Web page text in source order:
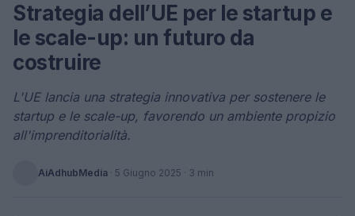
Strategia dell’UE per le startup e
le scale-up: un futuro da
costruire
L'UE lancia una strategia innovativa per sostenere le
startup e le scale-up, favorendo un ambiente propizio
all'imprenditorialità.
AiAdhubMedia · 5 Giugno 2025 · 3 min